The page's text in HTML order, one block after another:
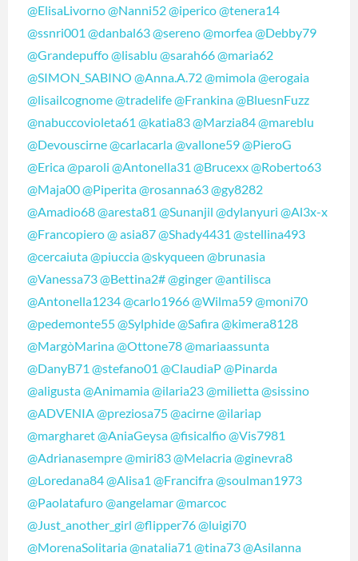
@ElisaLivorno@Nanni52@iperico@tenera14
@ssnri001 @danbal63@sereno@morfea@Debby79
@Grandepuffo@lisablu @sarah66@maria62
@SIMON_SABINO @Anna.A.72@mimola@erogaia
@lisailcognome@tradelife@Frankina@BluesnFuzz
@nabuccovioleta61 @katia83@Marzia84@mareblu
@Devouscirne@carlacarla@vallone59@PieroG
@Erica@paroli @Antonella31 @Brucexx@Roberto63
@Maja00@Piperita@rosanna63@gy8282
@Amadio68@aresta81 @Sunanjil @dylanyuri @Al3x-x
@Francopiero@ asia87@Shady4431 @stellina493
@cercaiuta@piuccia@skyqueen @brunasia
@Vanessa73@Bettina2#@ginger@antilisca
@Antonella1234@carlo1966@Wilma59@moni70
@pedemonte55@Sylphide@Safira@kimera8128
@MargòMarina@Ottone78@mariaassunta
@DanyB71 @stefano01 @ClaudiaP@Pinarda
@aligusta@Animamia@ilaria23@milietta@sissino
@ADVENIA@preziosa75@acirne@ilariap
@margharet@AniaGeysa@fisicalfio@Vis7981
@Adrianasempre@miri83@Melacria@ginevra8
@Loredana84@Alisa1 @Francifra@soulman1973
@Paolatafuro@angelamar@marcoc
@Just_another_girl @flipper76@luigi70
@MorenaSolitaria@natalia71 @tina73@Asilanna